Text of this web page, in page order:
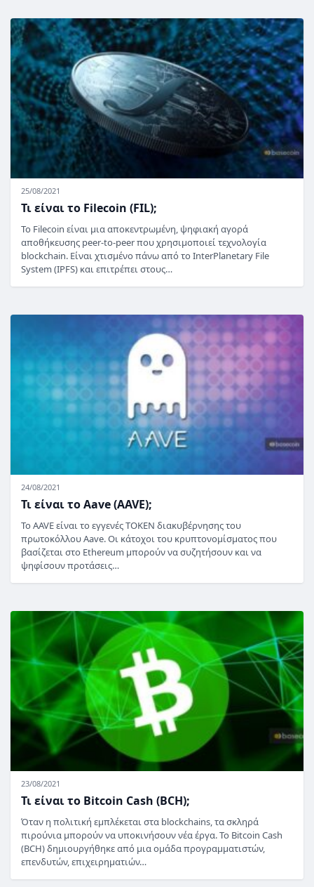
25/08/2021
Τι είναι το Filecoin (FIL);
Το Filecoin είναι μια αποκεντρωμένη, ψηφιακή αγορά
αποθήκευσης peer-to-peer που χρησιμοποιεί τεχνολογία
blockchain. Είναι χτισμένο πάνω από το InterPlanetary File
System (IPFS) και επιτρέπει στους…
24/08/2021
Τι είναι το Aave (AAVE);
Το AAVE είναι το εγγενές TOKEN διακυβέρνησης του
πρωτοκόλλου Aave. Οι κάτοχοι του κρυπτονομίσματος που
βασίζεται στο Ethereum μπορούν να συζητήσουν και να
ψηφίσουν προτάσεις…
23/08/2021
Τι είναι το Bitcoin Cash (BCH);
Όταν η πολιτική εμπλέκεται στα blockchains, τα σκληρά
πιρούνια μπορούν να υποκινήσουν νέα έργα. Το Bitcoin Cash
(BCH) δημιουργήθηκε από μια ομάδα προγραμματιστών,
επενδυτών, επιχειρηματιών…